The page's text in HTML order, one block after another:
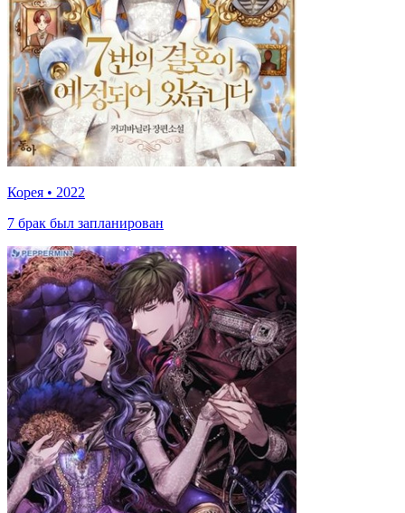
Корея • 2022
7 брак был запланирован